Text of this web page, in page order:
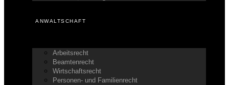
ANWALTSCHAFT
Arbeitsrecht
Beamtenrecht
Wirtschaftsrecht
Personen- und Familienrecht